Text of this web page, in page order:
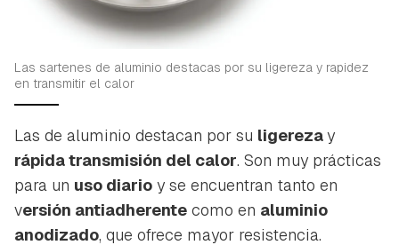
Guardar como favorito
Para poder guardar como favorito, primero has de
iniciar sesión con tu cuenta de Hogarmanía.
CANCELAR
Las sartenes de aluminio destacas por su ligereza y rapidez
en transmitir el calor
Las de aluminio destacan por su ligerezay
rápida transmisión del calor. Son muy prácticas
para un uso diario y se encuentran tanto en
versión antiadherente como en aluminio
anodizado, que ofrece mayor resistencia.
Gracias por suscribirte a nuestro boletín.
ACEPTAR